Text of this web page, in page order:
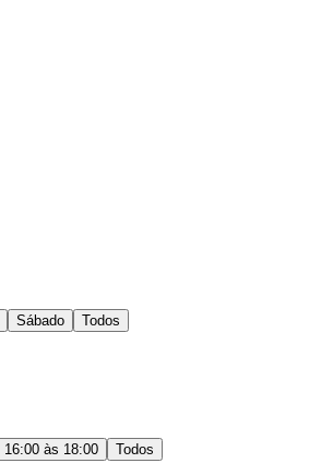
Sábado Todos
16:00 às 18:00
Todos